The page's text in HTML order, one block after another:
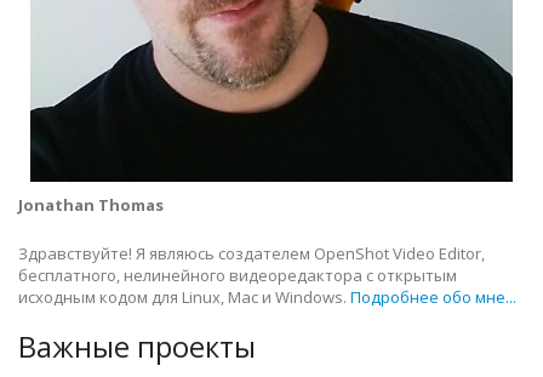
Jonathan Thomas
Здравствуйте! Я являюсь создателем OpenShot Video Editor,
бесплатного, нелинейного видеоредактора с открытым
исходным кодом для Linux, Mac и Windows. Подробнее обо мне...
Важные проекты